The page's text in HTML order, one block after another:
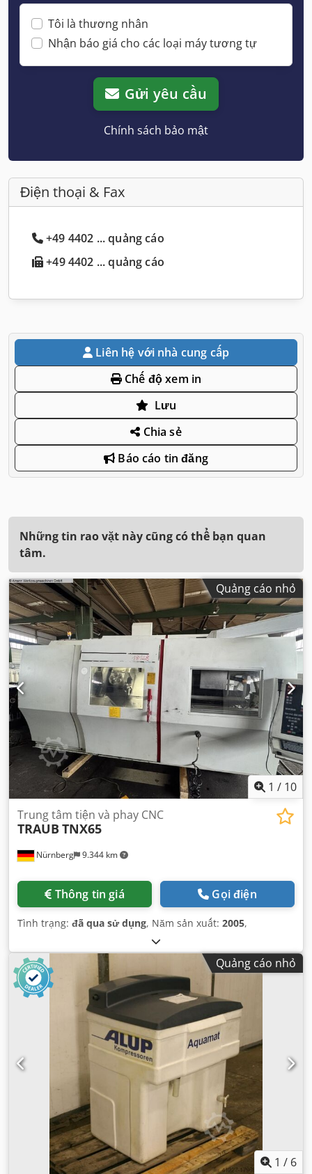
Tôi là thương nhân
Nhận báo giá cho các loại máy tương tự
Gửi yêu cầu
Chính sách bảo mật
Điện thoại & Fax
+49 4402 ... quảng cáo
+49 4402 ... quảng cáo
Liên hệ với nhà cung cấp
Chế độ xem in
Lưu
Chia sẻ
Báo cáo tin đăng
Những tin rao vặt này cũng có thể bạn quan
tâm.
Quảng cáo nhỏ
1 / 10
Nürnberg 9.344 km
Trung tâm tiện và phay CNC
TRAUB TNX65
Thông tin giá Gọi điện
Tình trạng: đã qua sử dụng, Năm sản xuất: 2005,
Quảng cáo nhỏ
1 / 6